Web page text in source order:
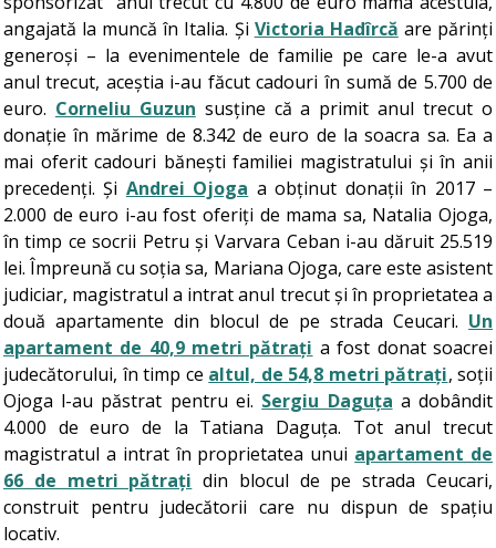
angajată la muncă în Italia. Și Victoria Hadîrcă are părinți
generoși – la evenimentele de familie pe care le-a avut
anul trecut, aceștia i-au făcut cadouri în sumă de 5.700 de
euro. Corneliu Guzun susține că a primit anul trecut o
donație în mărime de 8.342 de euro de la soacra sa. Ea a
mai oferit cadouri bănești familiei magistratului și în anii
precedenți. Și Andrei Ojoga a obținut donații în 2017 –
2.000 de euro i-au fost oferiți de mama sa, Natalia Ojoga,
în timp ce socrii Petru și Varvara Ceban i-au dăruit 25.519
lei. Împreună cu soția sa, Mariana Ojoga, care este asistent
judiciar, magistratul a intrat anul trecut și în proprietatea a
două apartamente din blocul de pe strada Ceucari. Un
apartament de 40,9 metri pătrați a fost donat soacrei
judecătorului, în timp ce altul, de 54,8 metri pătrați, soții
Ojoga l-au păstrat pentru ei. Sergiu Daguța a dobândit
4.000 de euro de la Tatiana Daguța. Tot anul trecut
magistratul a intrat în proprietatea unui apartament de
66 de metri pătrați din blocul de pe strada Ceucari,
construit pentru judecătorii care nu dispun de spațiu
locativ.